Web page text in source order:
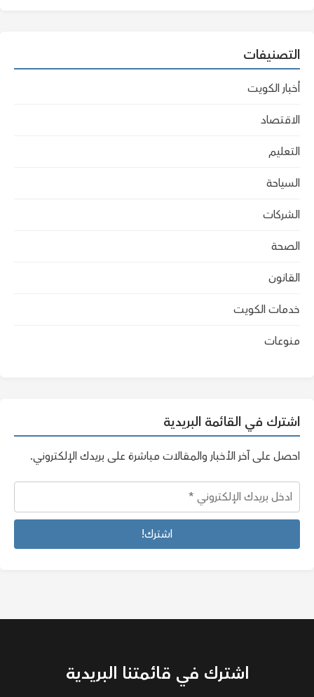
التصنيفات
أخبار الكويت
الاقتصاد
التعليم
السياحة
الشركات
الصحة
القانون
خدمات الكويت
منوعات
اشترك في القائمة البريدية
احصل على آخر الأخبار والمقالات مباشرة على بريدك الإلكتروني.
اشترك في قائمتنا البريدية